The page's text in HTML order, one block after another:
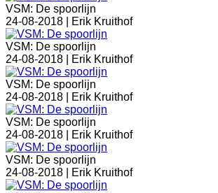
VSM: De spoorlijn
24-08-2018 |
Erik Kruithof
VSM: De spoorlijn
24-08-2018 |
Erik Kruithof
VSM: De spoorlijn
24-08-2018 |
Erik Kruithof
VSM: De spoorlijn
24-08-2018 |
Erik Kruithof
VSM: De spoorlijn
24-08-2018 |
Erik Kruithof